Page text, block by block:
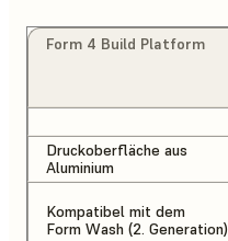
Form 4 Build Platform
Druckoberfläche aus
Aluminium
Kompatibel mit dem
Form Wash (2. Generation)